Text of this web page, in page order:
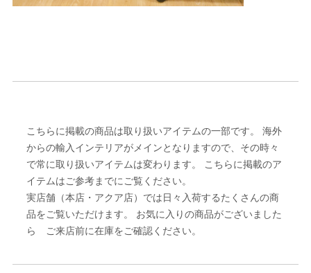
こちらに掲載の商品は取り扱いアイテムの一部です。 海外
からの輸入インテリアがメインとなりますので、その時々
で常に取り扱いアイテムは変わります。 こちらに掲載のア
イテムはご参考までにご覧ください。
実店舗（本店・アクア店）では日々入荷するたくさんの商
品をご覧いただけます。 お気に入りの商品がございました
ら ご来店前に在庫をご確認ください。